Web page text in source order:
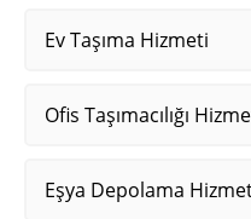
Ev Taşıma Hizmeti
Ofis Taşımacılığı
Eşya Depolama